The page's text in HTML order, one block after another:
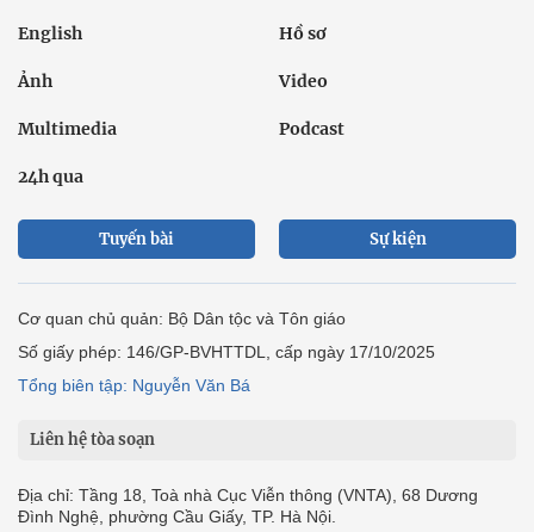
English Hồ sơ
Ảnh Video
Multimedia Podcast
24h qua
Tuyến bài Sự kiện
Cơ quan chủ quản: Bộ Dân tộc và Tôn giáo
Số giấy phép: 146/GP-BVHTTDL, cấp ngày 17/10/2025
Tổng biên tập: Nguyễn Văn Bá
Liên hệ tòa soạn
Địa chỉ: Tầng 18, Toà nhà Cục Viễn thông (VNTA), 68 Dương
Đình Nghệ, phường Cầu Giấy, TP. Hà Nội.